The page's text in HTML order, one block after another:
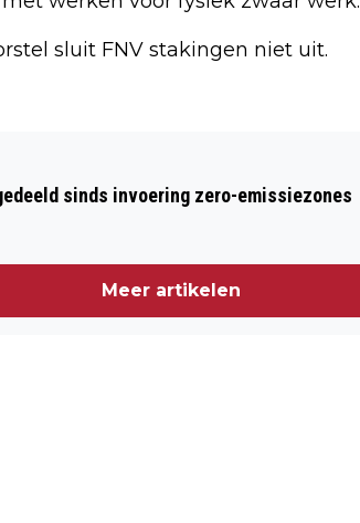
sluit FNV stakingen niet uit.
T/M 30 JUNI
sinds invoering zero-emissiezones
Meer artikelen